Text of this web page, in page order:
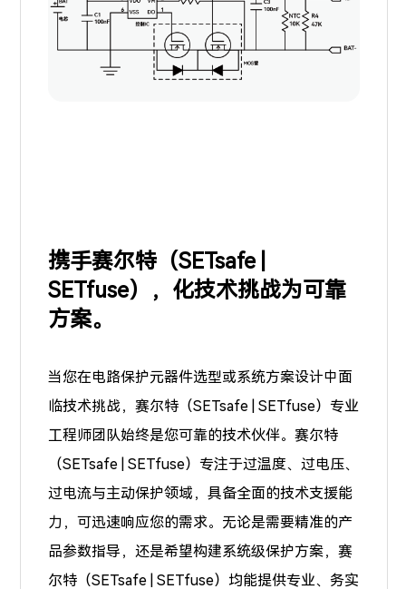
携手赛尔特（SETsafe |
SETfuse），化技术挑战为可靠
方案。
当您在电路保护元器件选型或系统方案设计中面
临技术挑战，赛尔特（SETsafe | SETfuse）专业
工程师团队始终是您可靠的技术伙伴。赛尔特
（SETsafe | SETfuse）专注于过温度、过电压、
过电流与主动保护领域，具备全面的技术支援能
力，可迅速响应您的需求。无论是需要精准的产
品参数指导，还是希望构建系统级保护方案，赛
尔特（SETsafe | SETfuse）均能提供专业、务实